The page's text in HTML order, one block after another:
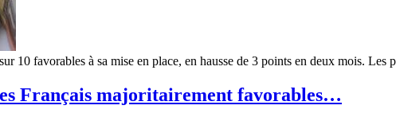
10 favorables à sa mise en place, en hausse de 3 points en deux mois. Les
Français majoritairement favorables…